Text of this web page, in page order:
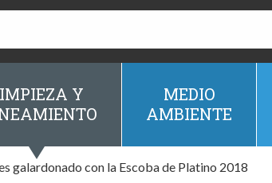
Y
MEDIO
AMBIENTE
galardonado con la Escoba de Platino 2018